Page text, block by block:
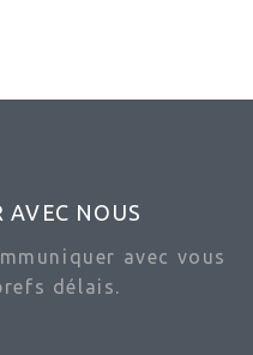
AVEC NOUS
avec vous
délais.